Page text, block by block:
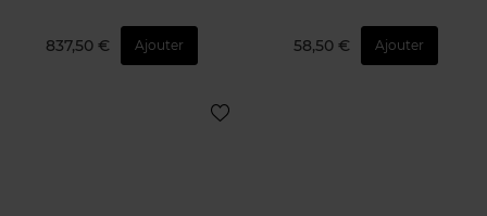
837,50 € Ajouter 58,50 € Ajouter